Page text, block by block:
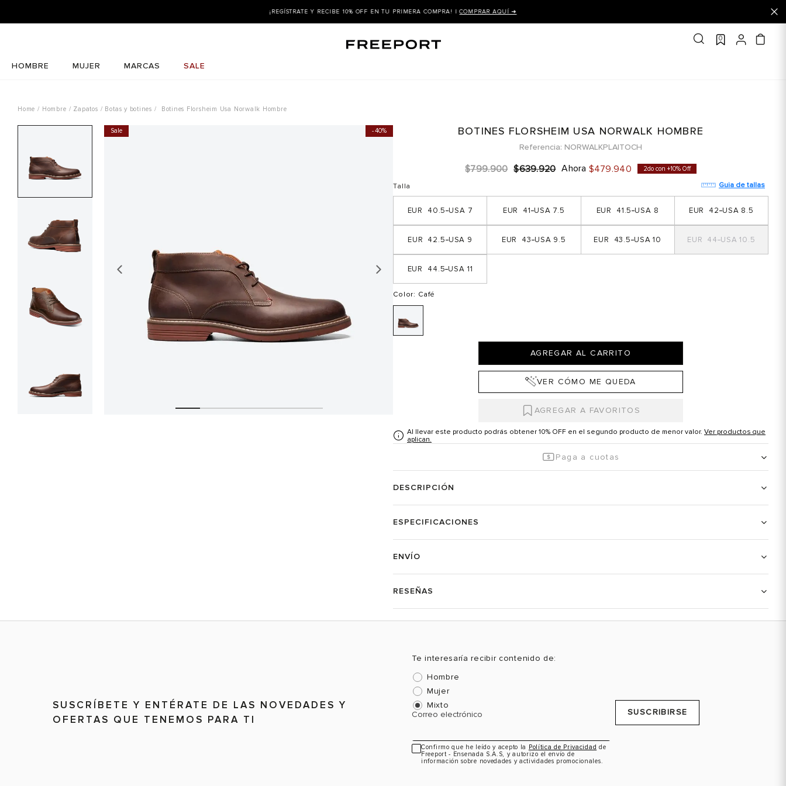
¡REGÍSTRATE Y RECIBE 10% OFF EN TU PRIMERA COMPRA! |COMPRAR AQUÍ ➜
0
HOMBRE MUJER MARCAS SALE
Hombre Zapatos Botas y botines Botines Florsheim Usa Norwalk Hombre
40%
Sale BOTINES FLORSHEIM USA NORWALK HOMBRE
Referencia NORWALKPLAITOCH
$799.900 $639.920 Ahora $479.940 2do con +10% Off
Talla Guia de tallas
7
40.5 7.5
41 8
41.5 8.5
42
9
42.5 9.5
43 10
43.5 10.5
44
11
44.5
Color: Café
AGREGAR AL CARRITO
VER CÓMO ME QUEDA
Al llevar este producto podrás obtener 10% OFF en el segundo producto de menor valor. Ver productos que
aplican.
Paga a cuotas
DESCRIPCIÓN
ESPECIFICACIONES
ENVÍO
RESEÑAS
SUSCRÍBETE Y ENTÉRATE DE LAS NOVEDADES Y
OFERTAS QUE TENEMOS PARA TI
Te interesaría recibir contenido de:
Hombre
Mujer
Mixto
Correo electrónico
Confirmo que he leído y acepto la Política de Privacidad de
Freeport - Ensenada S.A.S, y autorizo el envío de
información sobre novedades y actividades promocionales.
SUSCRIBIRSE